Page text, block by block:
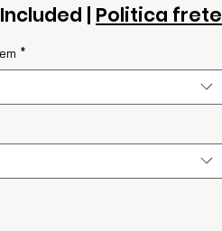
| Politica frete
*